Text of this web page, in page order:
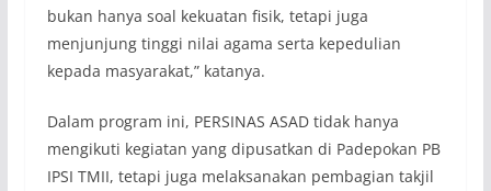
bukan hanya soal kekuatan fisik, tetapi juga
menjunjung tinggi nilai agama serta kepedulian
kepada masyarakat,” katanya.
Dalam program ini, PERSINAS ASAD tidak hanya
mengikuti kegiatan yang dipusatkan di Padepokan PB
IPSI TMII, tetapi juga melaksanakan pembagian takjil